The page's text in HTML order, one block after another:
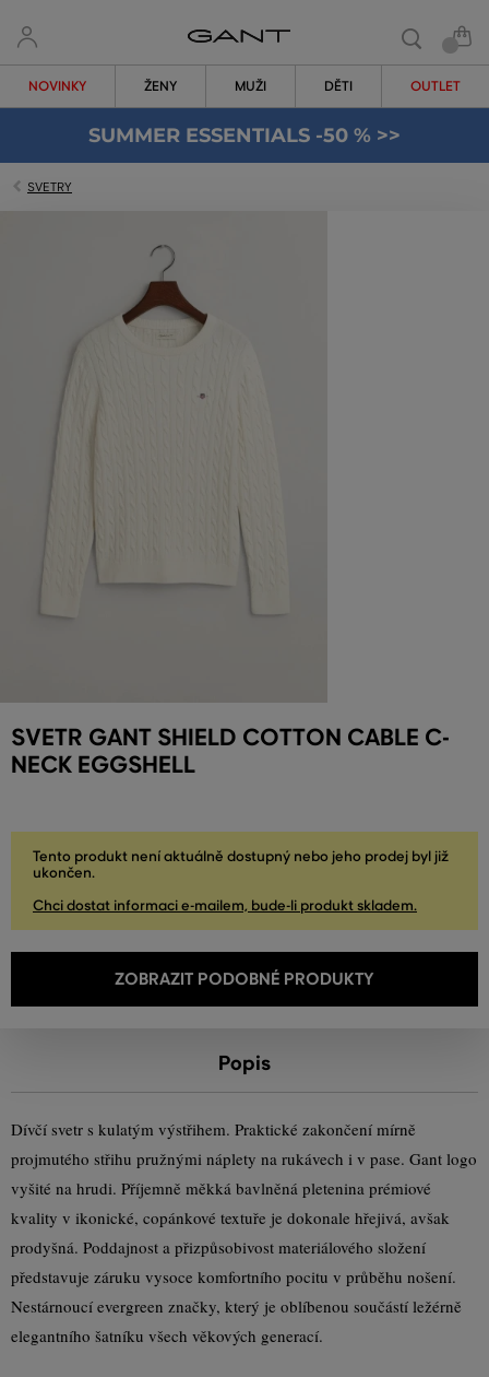
NOVINKY ŽENY MUŽI DĚTI OUTLET
SUMMER ESSENTIALS -50 % >>
SVETRY
SVETR GANT SHIELD COTTON CABLE C-
NECK EGGSHELL
Tento produkt není aktuálně dostupný nebo jeho prodej byl již
ukončen.
Chci dostat informaci e-mailem, bude-li produkt skladem.
ZOBRAZIT PODOBNÉ PRODUKTY
Popis
Dívčí svetr s kulatým výstřihem. Praktické zakončení mírně
projmutého střihu pružnými náplety na rukávech i v pase. Gant logo
vyšité na hrudi. Příjemně měkká bavlněná pletenina prémiové
kvality v ikonické, copánkové textuře je dokonale hřejivá, avšak
prodyšná. Poddajnost a přizpůsobivost materiálového složení
představuje záruku vysoce komfortního pocitu v průběhu nošení.
Nestárnoucí evergreen značky, který je oblíbenou součástí ležérně
elegantního šatníku všech věkových generací.